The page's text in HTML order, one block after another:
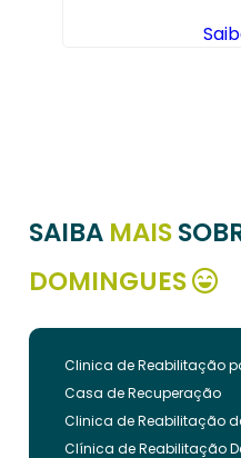
SAIBA MAIS
DOMINGUES
Clinica de Reabilitação
Casa de Recuperação
Clinica de Reabilitação
Clínica de Reabilitação